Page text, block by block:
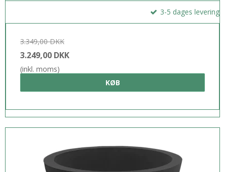
3-5 dages levering
3.349,00 DKK
3.249,00 DKK
(inkl. moms)
KØB